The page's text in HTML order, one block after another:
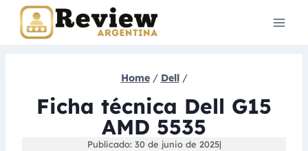
Skip
Home / Dell /
Ficha técnica Dell G15
AMD 5535
Publicado: 30 de junio de 2025|